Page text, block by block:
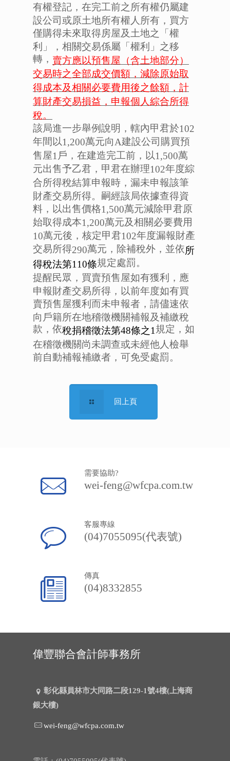
有權登記，在完工前之所有權仍屬建
設公司或原土地所有權人所有，買方
僅購得未來取得房屋及土地之「權
利」，相關交易係屬「權利」之移
轉， 賣方應以預售屋（含土地部分）
交易時之全部成交價額，減除原始取
得成本及相關必要費用後之餘額，計
算財產交易損益，申報個人綜合所得
稅。
該局進一步舉例說明，轄內甲君於102
年間以1,200萬元向A建設公司購買預
售屋1 戶，在建造完工前，以1,500萬
元出售予乙君，甲君在辦理102年度綜
合所得稅結算申報時，漏未申報該筆
財產交易所得。嗣經該局依據查得資
料，以出售價格1,500萬元減除甲君原
始取得成本1,200萬元及相關必要費用
10萬元後，核定甲君102年度漏報財產
交易所得290萬元，除補稅外，並依所
得稅法第110條規定處罰。
提醒民眾，買賣預售屋如有獲利，應
申報財產交易所得，以前年度如有買
賣預售屋獲利而未申報者，請儘速依
向戶籍所在地稽徵機關補報及補繳稅
款，依稅捐稽徵法第48條之1規定，如
在稽徵機關尚未調查或未經他人檢舉
前自動補報補繳者，可免受處罰。
回上頁
需要協助?
wei-feng@wfcpa.com.tw
客服專線
(04)7055095(代表號)
傳真
(04)8332855
偉豐聯合會計師事務所
彰化縣員林市大同路二段129-1號4樓(上海商
銀大樓)
wei-feng@wfcpa.com.tw